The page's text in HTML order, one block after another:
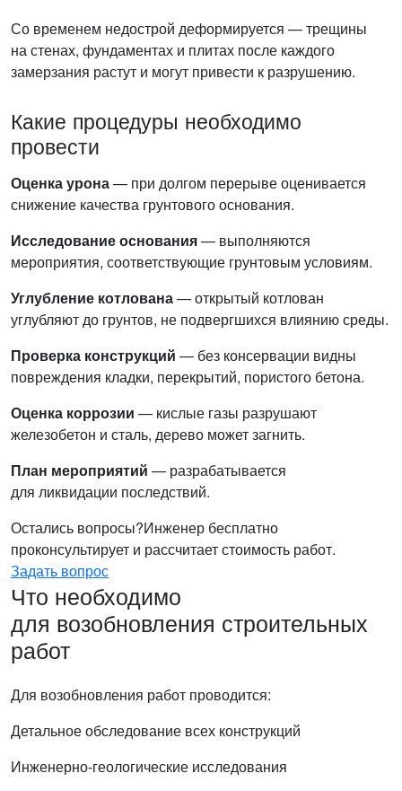
Со временем недострой деформируется — трещины
на стенах, фундаментах и плитах после каждого
замерзания растут и могут привести к разрушению.
Какие процедуры необходимо
провести
Оценка урона— при долгом перерыве оценивается
снижение качества грунтового основания.
Исследование основания— выполняются
мероприятия, соответствующие грунтовым условиям.
Углубление котлована— открытый котлован
углубляют до грунтов, не подвергшихся влиянию среды.
Проверка конструкций — без консервации видны
повреждения кладки, перекрытий, пористого бетона.
Оценка коррозии — кислые газы разрушают
железобетон и сталь, дерево может загнить.
План мероприятий — разрабатывается
для ликвидации последствий.
Остались вопросы?Инженер бесплатно
проконсультирует и рассчитает стоимость работ.
Задать вопрос
Что необходимо
для возобновления строительных
работ
Для возобновления работ проводится:
Детальное обследование всех конструкций
Инженерно-геологические исследования